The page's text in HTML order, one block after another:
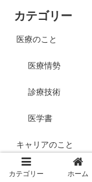
カテゴリー
医療のこと
医療情勢
診療技術
医学書
キャリアのこと
診療科選び